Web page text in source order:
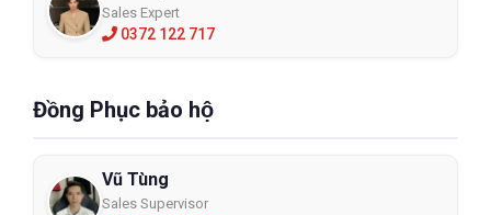
Sales Expert
0372 122 717
Đồng Phục bảo hộ
Vũ Tùng
Sales Supervisor